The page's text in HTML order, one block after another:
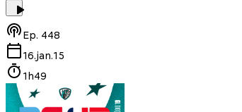
Ep. 448
16.jan.15
1h49